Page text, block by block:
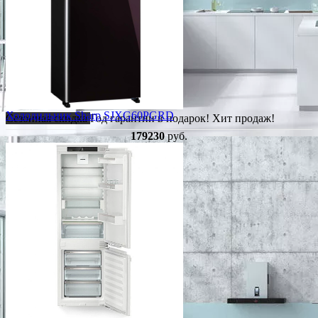
Сезонная скидкаГод гарантии в подарок! Хит продаж!
Холодильник Sharp SJXG60PGRD
179230руб.